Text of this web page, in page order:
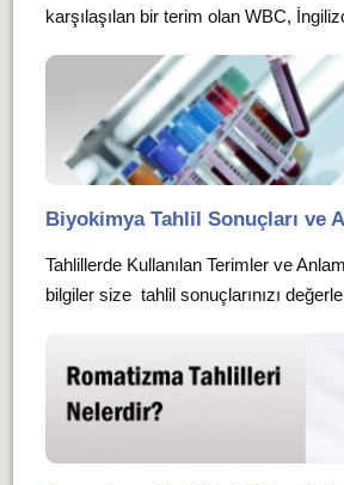
karşılaşılan bir terim olan WBC,
Biyokimya Tahlil Sonuçları ve
Tahlillerde Kullanılan Terimler ve
bilgiler size tahlil sonuçlarınızı